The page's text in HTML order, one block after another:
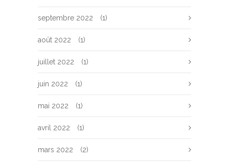
septembre 2022 (1)
août 2022 (1)
juillet 2022 (1)
juin 2022 (1)
mai 2022 (1)
avril 2022 (1)
mars 2022 (2)